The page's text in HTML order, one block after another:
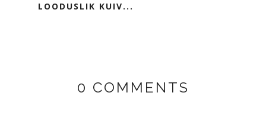
LOODUSLIK KUIV...
0 COMMENTS